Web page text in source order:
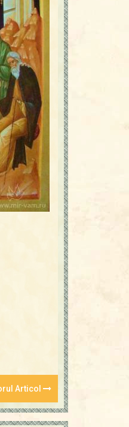
Articol